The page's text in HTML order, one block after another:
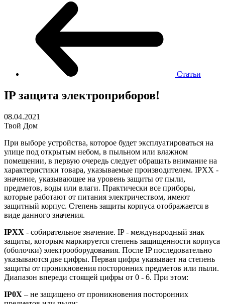
Статьи
IP защита электроприборов!
08.04.2021
Твой Дом
При выборе устройства, которое будет эксплуатироваться на
улице под открытым небом, в пыльном или влажном
помещении, в первую очередь следует обращать внимание на
характеристики товара, указываемые производителем. IPXX -
значение, указывающее на уровень защиты от пыли,
предметов, воды или влаги. Практически все приборы,
которые работают от питания электричеством, имеют
защитный корпус. Степень защиты корпуса отображается в
виде данного значения.
IPXX - собирательное значение. IP - международный знак
защиты, которым маркируется степень защищенности корпуса
(оболочки) электрооборудования. После IP последовательно
указываются две цифры. Первая цифра указывает на степень
защиты от проникновения посторонних предметов или пыли.
Диапазон впереди стоящей цифры от 0 - 6. При этом:
IP0X – не защищено от проникновения посторонних